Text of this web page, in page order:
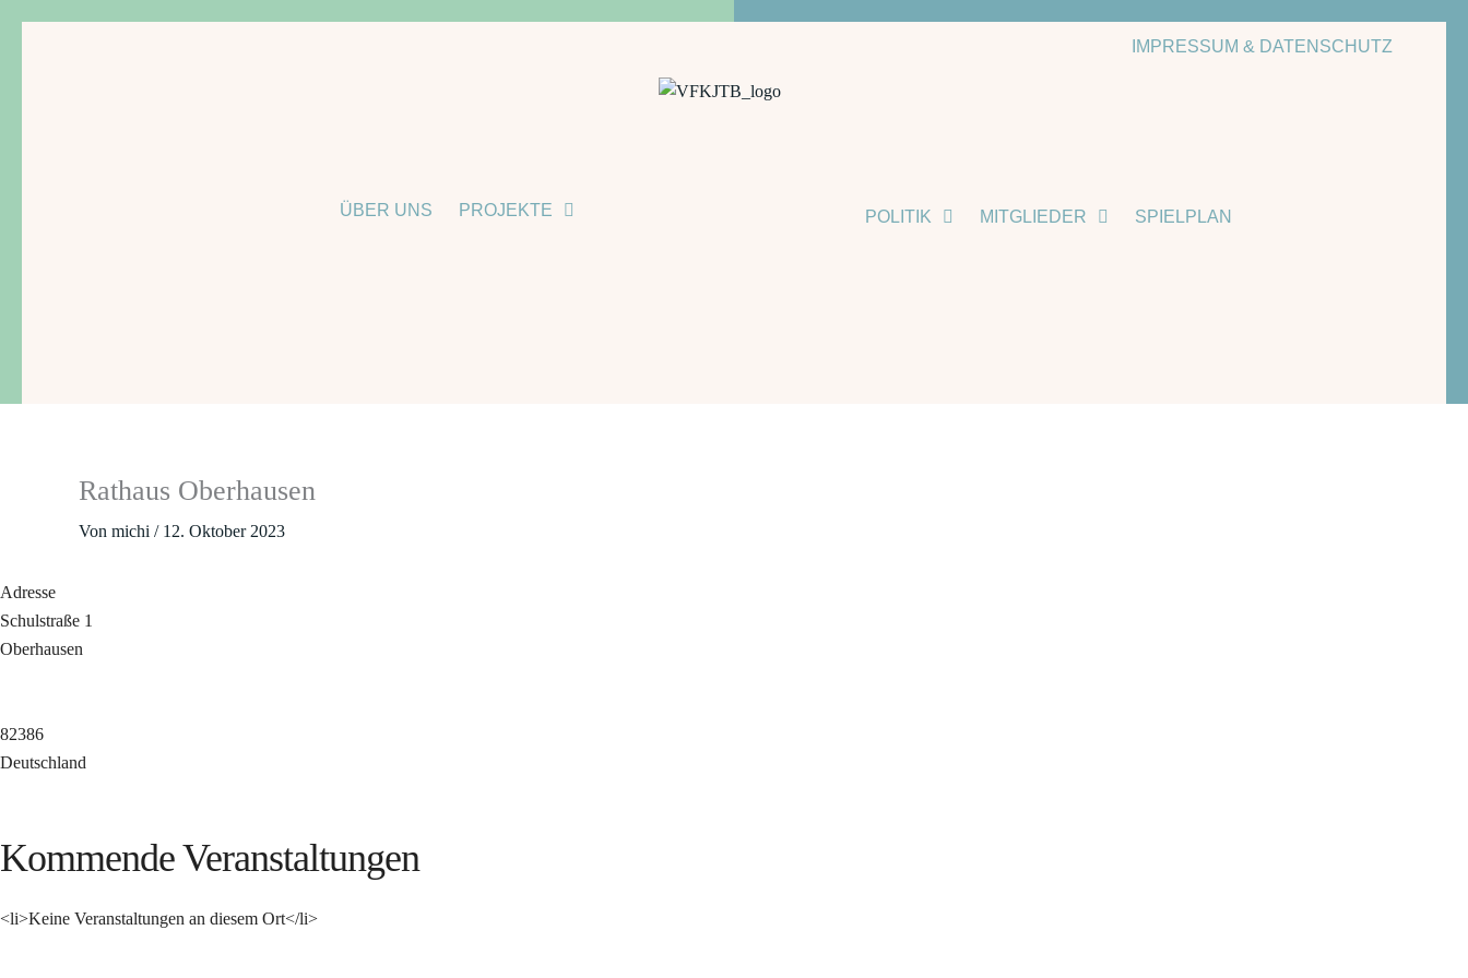
ÜBER UNS PROJEKTE
IMPRESSUM & DATENSCHUTZ
POLITIK MITGLIEDER SPIELPLAN
Rathaus Oberhausen
Von michi / 12. Oktober 2023
Adresse
Schulstraße 1
Oberhausen
82386
Deutschland
Kommende Veranstaltungen
<li>Keine Veranstaltungen an diesem Ort</li>